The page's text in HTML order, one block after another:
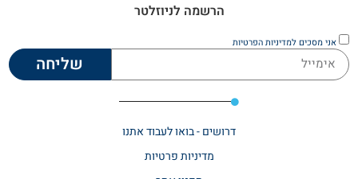
הרשמה לניוזלטר
אני מסכים למדיניות הפרטיות
שליחה
דרושים - בואו לעבוד אתנו
מדיניות פרטיות